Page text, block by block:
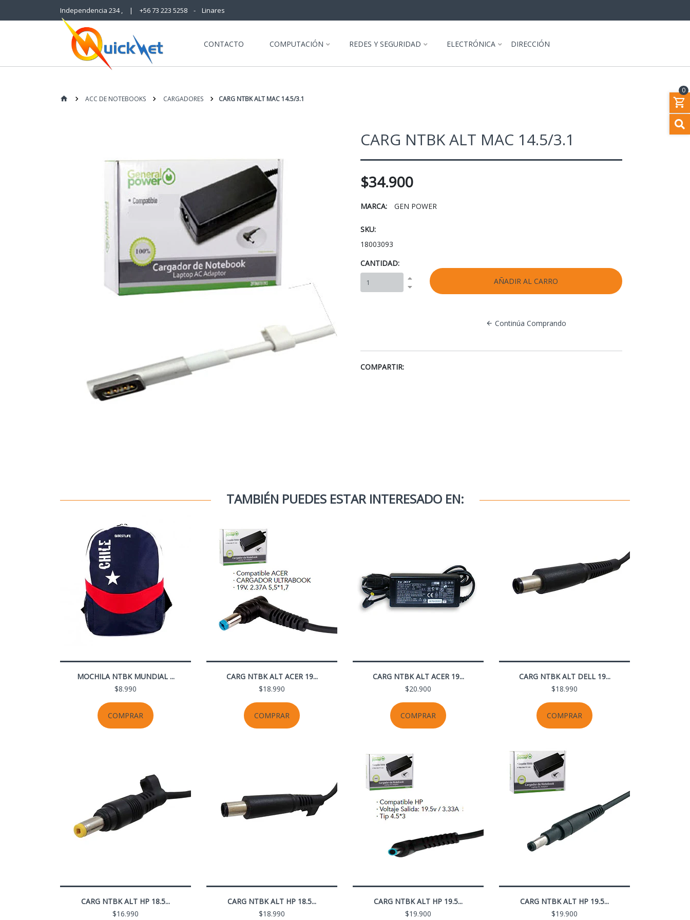
Independencia 234 , | +56 73 223 5258 - Linares
CONTACTO COMPUTACIÓN REDES Y SEGURIDAD ELECTRÓNICA DIRECCIÓN
0
ACC DE NOTEBOOKS
CARGADORES CARG NTBK ALT MAC 14.5/3.1
CARG NTBK ALT MAC 14.5/3.1
$34.900
MARCA: GEN POWER
SKU:
18003093
CANTIDAD:
Continúa Comprando
COMPARTIR:
TAMBIÉN PUEDES ESTAR INTERESADO EN:
MOCHILA NTBK MUNDIAL ...
$8.990
COMPRAR
CARG NTBK ALT ACER 19...
$18.990
COMPRAR
CARG NTBK ALT ACER 19...
$20.900
COMPRAR
CARG NTBK ALT DELL 19...
$18.990
COMPRAR
CARG NTBK ALT HP 18.5...
$16.990
CARG NTBK ALT HP 18.5...
$18.990
CARG NTBK ALT HP 19.5...
$19.900
CARG NTBK ALT HP 19.5...
$19.900